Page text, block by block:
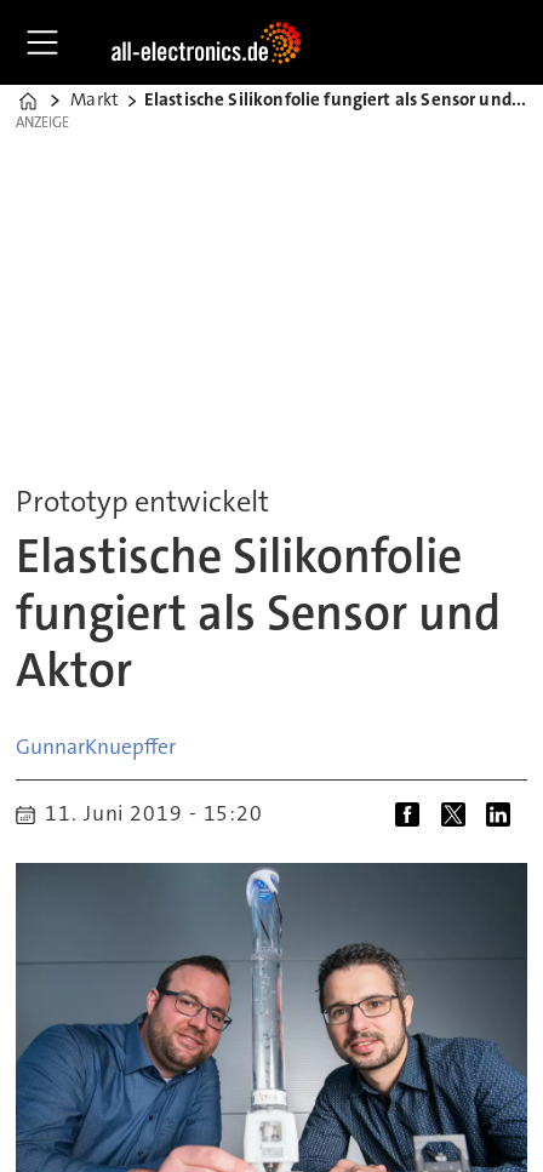
Home
Markt Elastische Silikonfolie fungiert als Sensor und Aktor
ANZEIGE
ANZEIGE
Prototyp entwickelt
Elastische Silikonfolie
fungiert als Sensor und
Aktor
GunnarKnuepffer
11. Juni 2019 - 15:20